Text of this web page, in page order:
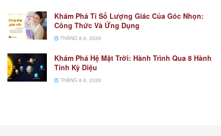
Khám Phá Tỉ Số Lượng Giác Của Góc Nhọn:
Công Thức Và Ứng Dụng
THÁNG 8 6, 2026
Khám Phá Hệ Mặt Trời: Hành Trình Qua 8 Hành
Tinh Kỳ Diệu
THÁNG 8 6, 2026